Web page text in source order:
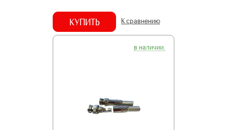
КУПИТЬ К сравнению
в наличии.